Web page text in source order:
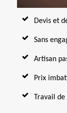
Devis et
Sans
Artisan
Prix
Travail